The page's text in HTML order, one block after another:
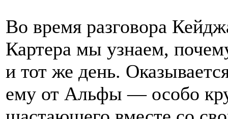
Во время разговора
Картера мы узнаем,
и тот же день.
ему от Альфы — особо